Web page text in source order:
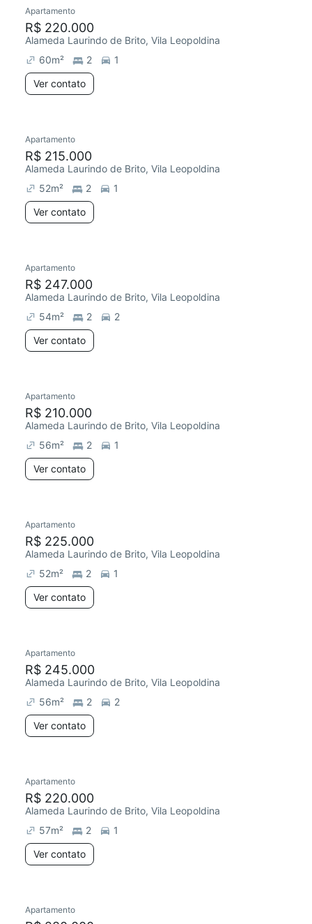
Chegou este mês
Apartamento
R$ 220.000
Alameda Laurindo de Brito, Vila Leopoldina
60m² 2
1
Ver contato
Apartamento
R$ 215.000
Alameda Laurindo de Brito, Vila Leopoldina
52m² 2
1
Ver contato
Apartamento
R$ 247.000
Alameda Laurindo de Brito, Vila Leopoldina
54m² 2
2
Ver contato
Apartamento
R$ 210.000
Alameda Laurindo de Brito, Vila Leopoldina
56m² 2
1
Ver contato
Chegou este mês
Apartamento
R$ 225.000
Alameda Laurindo de Brito, Vila Leopoldina
52m² 2
1
Ver contato
Apartamento
R$ 245.000
Alameda Laurindo de Brito, Vila Leopoldina
56m² 2
2
Ver contato
Apartamento
R$ 220.000
Alameda Laurindo de Brito, Vila Leopoldina
57m² 2
1
Ver contato
Apartamento